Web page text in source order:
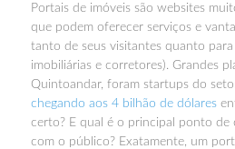
Portais de imóveis são websites
que podem oferecer serviços e
tanto de seus visitantes quanto para
imobiliárias e corretores). Grandes
Quintoandar, foram startups do
chegando aos 4 bilhão de dólares
certo? E qual é o principal ponto de
com o público? Exatamente, um